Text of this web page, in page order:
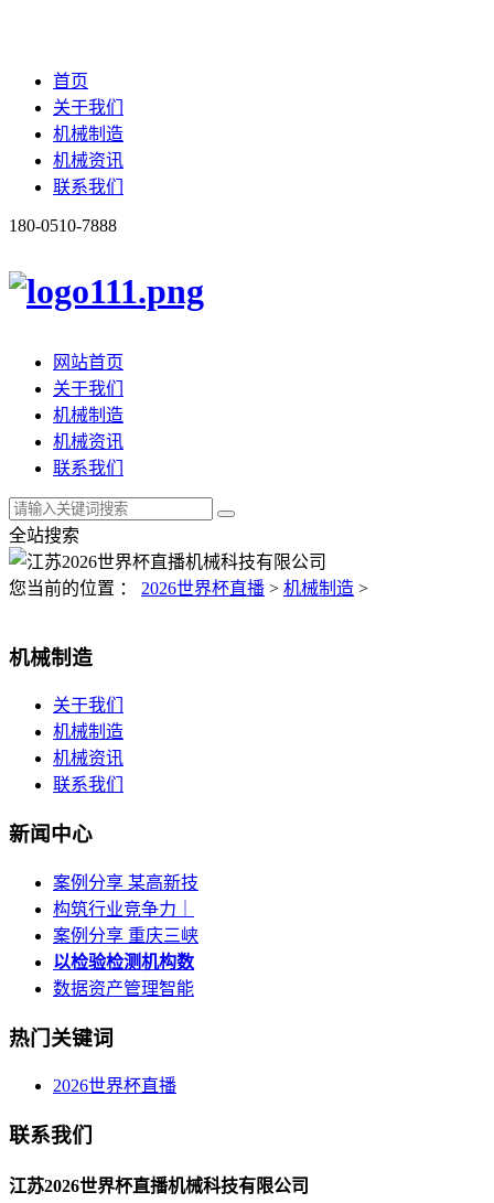
首页
关于我们
机械制造
机械资讯
联系我们
180-0510-7888
网站首页
关于我们
机械制造
机械资讯
联系我们
全站搜索
您当前的位置 ： 2026世界杯直播 > 机械制造 >
机械制造
关于我们
机械制造
机械资讯
联系我们
新闻中心
案例分享 某高新技
构筑行业竞争力｜
案例分享 重庆三峡
以检验检测机构数
数据资产管理智能
热门关键词
2026世界杯直播
联系我们
江苏2026世界杯直播机械科技有限公司